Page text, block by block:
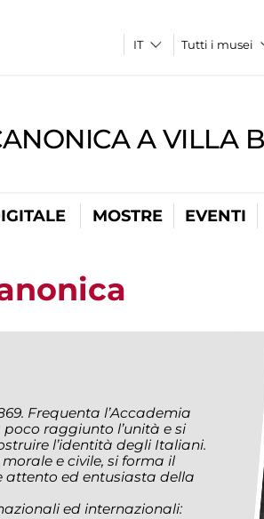
Tutti i musei
A VILLA
MOSTRE EVENTI
Frequenta l’Accademia
raggiunto l’unità e si
l’identità degli Italiani.
e civile, si forma il
attento ed entusiasta della
ed internazionali: